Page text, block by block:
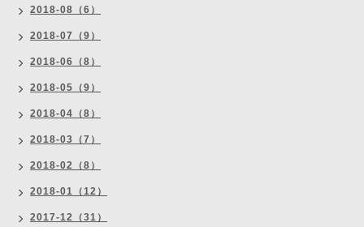
2018-08（6）
2018-07（9）
2018-06（8）
2018-05（9）
2018-04（8）
2018-03（7）
2018-02（8）
2018-01（12）
2017-12（31）